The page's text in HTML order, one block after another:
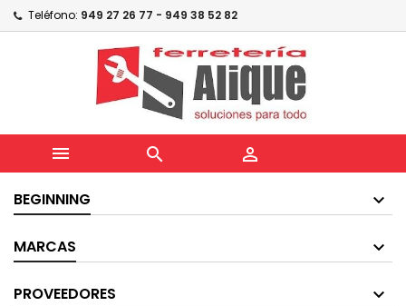
Teléfono: 949 27 26 77 - 949 38 52 82
  
BEGINNING
MARCAS
PROVEEDORES